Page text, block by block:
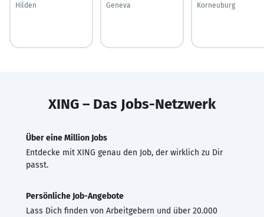
Hilden
Geneva
Korneuburg
XING – Das Jobs-Netzwerk
Über eine Million Jobs
Entdecke mit XING genau den Job, der wirklich zu Dir
passt.
Persönliche Job-Angebote
Lass Dich finden von Arbeitgebern und über 20.000